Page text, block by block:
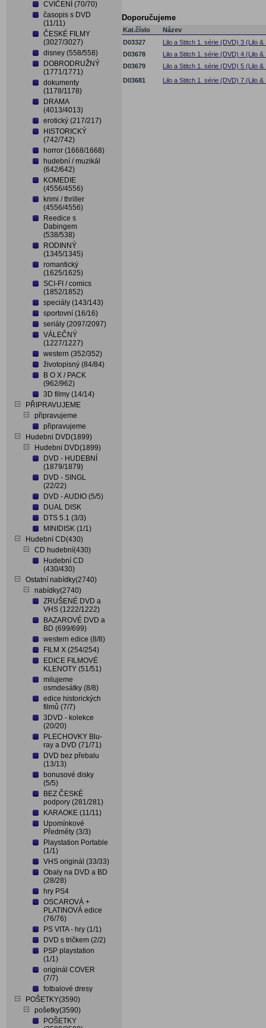
CVIČENÍ (70/70)
časopis s DVD
(11/11)
ČESKÉ FILMY
(3027/3027)
disney (558/558)
DOBRODRUŽNÝ
(1771/1771)
dokumenty
(1178/1178)
DRAMA
(4013/4013)
erotický (217/217)
HISTORICKÝ
(742/742)
horror (1668/1668)
hudební / muzikál
(642/642)
KOMEDIE
(4556/4556)
krimi / thriller
(4556/4556)
Reedice s
Dabingem
(538/538)
RODINNÝ
(1345/1345)
romantický
(1625/1625)
SCI-FI / comics
(1852/1852)
speciály (143/143)
sportovní (16/16)
seriály (2097/2097)
VÁLEČNÝ
(1227/1227)
western (352/352)
životopisný (84/84)
B O X / PACK
(962/962)
3D filmy (14/14)
PŘIPRAVUJEME
připravujeme
připravujeme
Hudebni DVD(1899)
Hudebni DVD(1899)
DVD - HUDEBNÍ
(1879/1879)
DVD - SINGL
(22/22)
DVD - AUDIO (5/5)
DUAL DISK
DTS 5.1 (3/3)
MINIDISK (1/1)
Hudební CD(430)
CD hudební(430)
Hudební CD
(430/430)
Ostatní nabídky(2740)
nabídky(2740)
ZRUŠENÉ DVD a
VHS (1222/1222)
BAZAROVÉ DVD a
BD (699/699)
western edice (8/8)
FILM X (254/254)
EDICE FILMOVÉ
KLENOTY (51/51)
milujeme
osmdesátky (8/8)
edice historických
filmů (7/7)
3DVD - kolekce
(20/20)
PLECHOVKY Blu-
ray a DVD (71/71)
DVD bez přebalu
(13/13)
bonusové disky
(5/5)
BEZ ČESKÉ
podpory (281/281)
KARAOKE (11/11)
Upomínkové
Předměty (3/3)
Playstation Portable
(1/1)
VHS originál (33/33)
Obaly na DVD a BD
(28/28)
hry PS4
OSCAROVÁ +
PLATINOVÁ edice
(76/76)
PS VITA - hry (1/1)
DVD s tričkem (2/2)
PSP playstation
(1/1)
originál COVER
(7/7)
fotbalové dresy
POŠETKY(3590)
pošetky(3590)
POŠETKY
Doporučujeme
Kat.číslo
Název
D03327
Lilo a Stitch 1. série (DVD) 3 (Lilo &
D03678
Lilo a Stitch 1. série (DVD) 4 (Lilo
D03679
Lilo a Stitch 1. série (DVD) 5 (Lilo &
D03681
Lilo a Stitch 1. série (DVD) 7 (Lilo &